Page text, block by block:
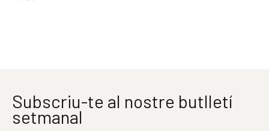
Subscriu-te al nostre butlletí
setmanal